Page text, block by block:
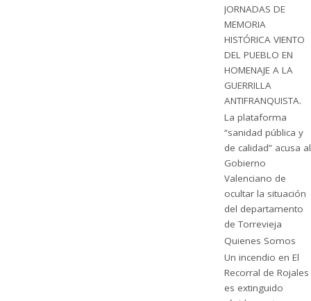
JORNADAS DE
MEMORIA
HISTÓRICA VIENTO
DEL PUEBLO EN
HOMENAJE A LA
GUERRILLA
ANTIFRANQUISTA.
La plataforma
“sanidad pública y
de calidad” acusa al
Gobierno
Valenciano de
ocultar la situación
del departamento
de Torrevieja
Quienes Somos
Un incendio en El
Recorral de Rojales
es extinguido